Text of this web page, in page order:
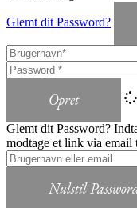
Glemt dit Password?
Opret
Glemt dit Password?
modtage et link via email
Nulstil